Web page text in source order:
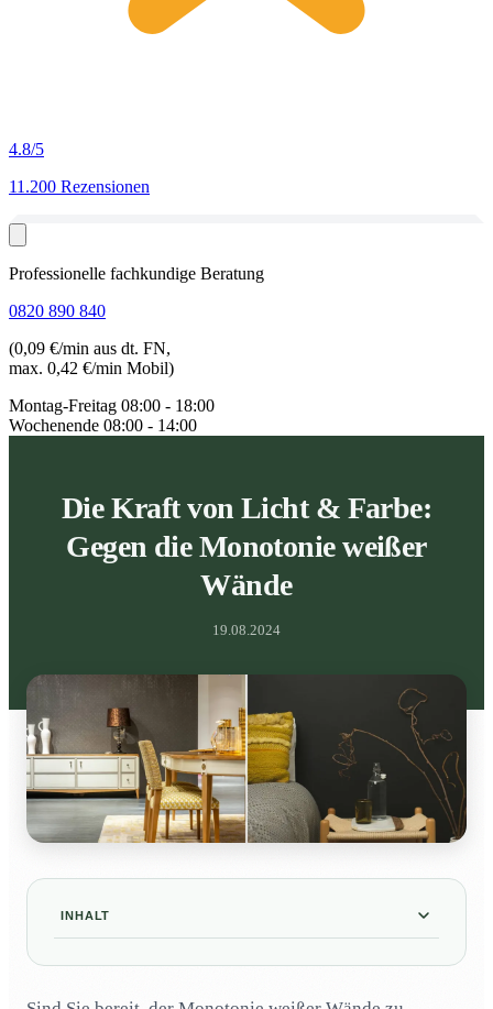
4.8/5
11.200 Rezensionen
Professionelle fachkundige Beratung
0820 890 840
(0,09 €/min aus dt. FN,
max. 0,42 €/min Mobil)
Montag-Freitag 08:00 - 18:00
Wochenende 08:00 - 14:00
Die Kraft von Licht & Farbe:
Gegen die Monotonie weißer
Wände
19.08.2024
INHALT
Mut zur Farbe: Warum es sich lohnt, von Weiß